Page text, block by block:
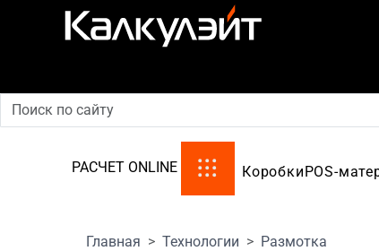
РАСЧЕТ ONLINE КоробкиPOS-
Главная Технологии Размотка